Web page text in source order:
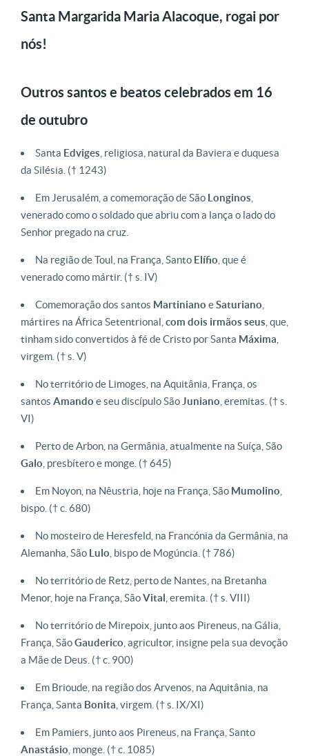
Santa Margarida Maria Alacoque, rogai por
nós!
Outros santos e beatos celebrados em 16
de outubro
Santa Edviges , religiosa, natural da Baviera e duquesa
da Silésia. († 1243)
Em Jerusalém, a comemoração de São Longinos
venerado como o soldado que abriu com a lança o lado do
Senhor pregado na cruz.
Na região de Toul, na França, Santo Elífio , que é
venerado como mártir. († s. IV)
Comemoração dos santos Martiniano eSaturiano
mártires na África Setentrional, com dois irmãos seus , que,
tinham sido convertidos à fé de Cristo por Santa Máxima
virgem. († s. V)
No território de Limoges, na Aquitânia, França, os
santos Amando e seu discípulo São Juniano , eremitas. († s.
VI)
Perto de Arbon, na Germânia, atualmente na Suíça, São
Galo , presbítero e monge. († 645)
Em Noyon, na Nêustria, hoje na França, São Mumolino
bispo. († c. 680)
No mosteiro de Heresfeld, na Francónia da Germânia, na
Alemanha, São Lulo , bispo de Mogúncia. († 786)
No território de Retz, perto de Nantes, na Bretanha
Menor, hoje na França, SãoVital , eremita. († s. VIII)
No território de Mirepoix, junto aos Pireneus, na Gália,
França, SãoGauderico , agricultor, insigne pela sua devoção
a Mãe de Deus. († c. 900)
Em Brioude, na região dos Arvenos, na Aquitânia, na
França, Santa Bonita , virgem. († s. IX/XI)
Em Pamiers, junto aos Pireneus, na França, Santo
Anastásio , monge. († c. 1085)